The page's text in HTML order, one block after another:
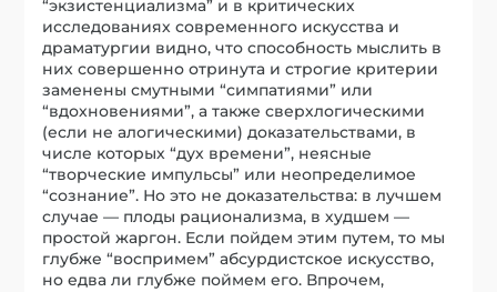
“экзистенциализма” и в критических
исследованиях современного искусства и
драматургии видно, что способность мыслить в
них совершенно отринута и строгие критерии
заменены смутными “симпатиями” или
“вдохновениями”, а также сверхлогическими
(если не алогическими) доказательствами, в
числе которых “дух времени”, неясные
“творческие импульсы” или неопределимое
“сознание”. Но это не доказательства: в лучшем
случае — плоды рационализма, в худшем —
простой жаргон. Если пойдем этим путем, то мы
глубже “воспримем” абсурдистское искусство,
но едва ли глубже поймем его. Впрочем,